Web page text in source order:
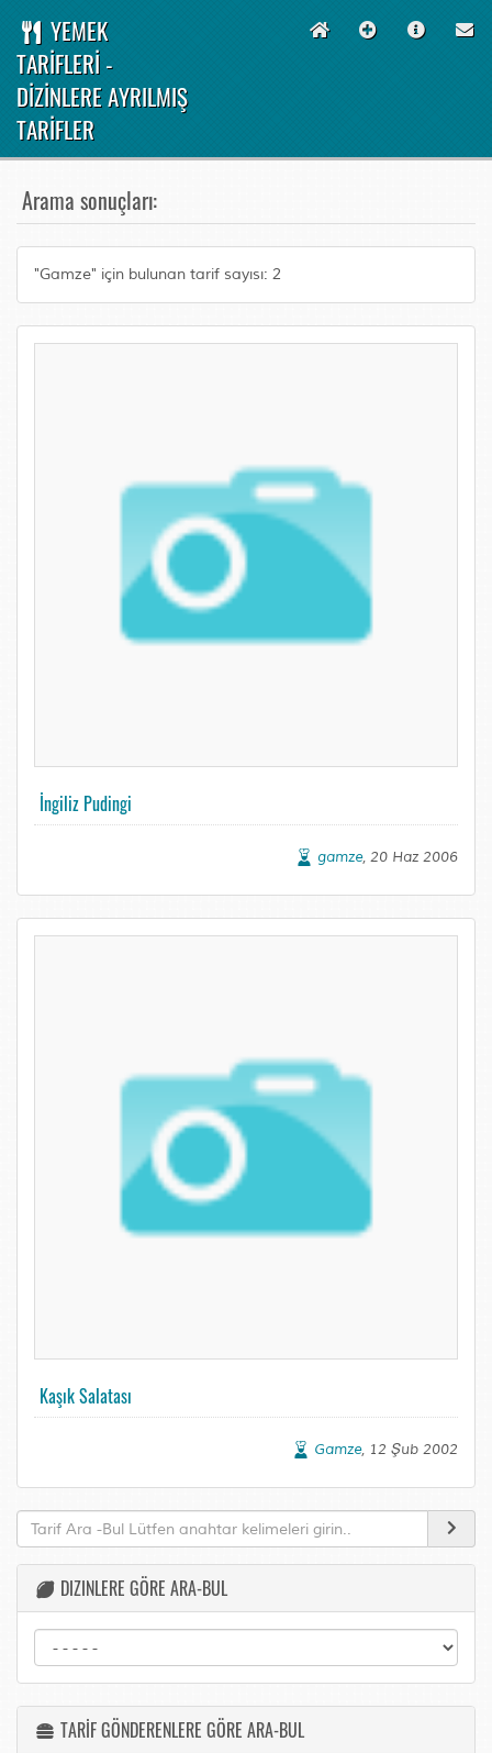
YEMEK
TARİFLERİ -
DİZİNLERE AYRILMIŞ
TARİFLER
Arama sonuçları:
"Gamze" için bulunan tarif sayısı: 2
İngiliz Pudingi
gamze, 20 Haz 2006
Kaşık Salatası
Gamze, 12 Şub 2002
DIZINLERE GÖRE ARA-BUL
TARİF GÖNDERENLERE GÖRE ARA-BUL